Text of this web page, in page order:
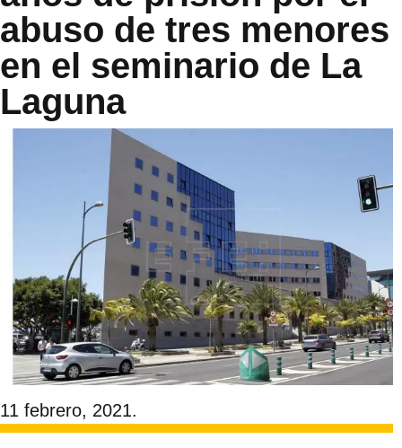
abuso de tres menores
en el seminario de La
Laguna
11 febrero, 2021.